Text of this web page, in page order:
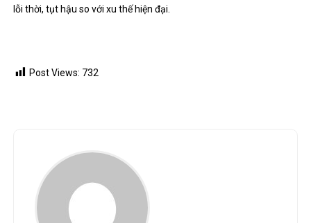
lỗi thời, tụt hậu so với xu thế hiện đại.
Post Views: 732